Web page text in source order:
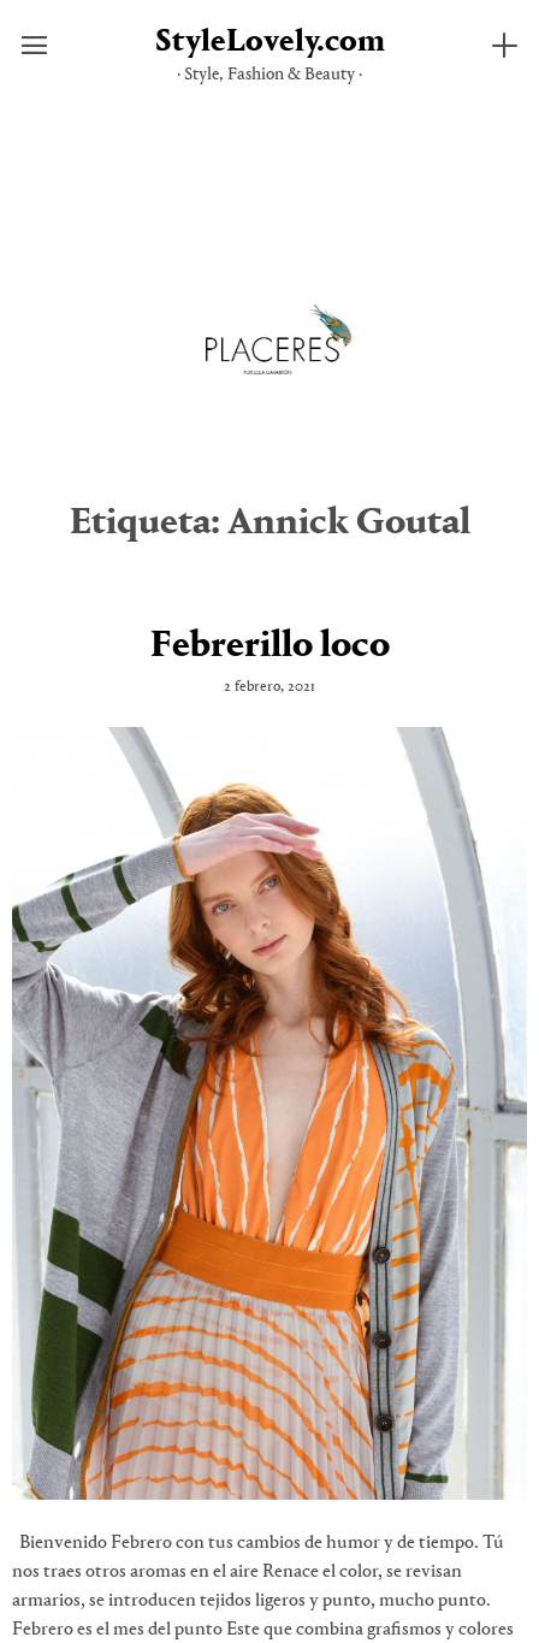
StyleLovely.com
· Style, Fashion & Beauty ·
Etiqueta: Annick Goutal
Febrerillo loco
2 febrero, 2021
Bienvenido Febrero con tus cambios de humor y de tiempo. Tú
nos traes otros aromas en el aire Renace el color, se revisan
armarios, se introducen tejidos ligeros y punto, mucho punto.
Febrero es el mes del punto Este que combina grafismos y colores